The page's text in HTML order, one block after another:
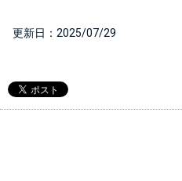
  更新日：
2025/07/29